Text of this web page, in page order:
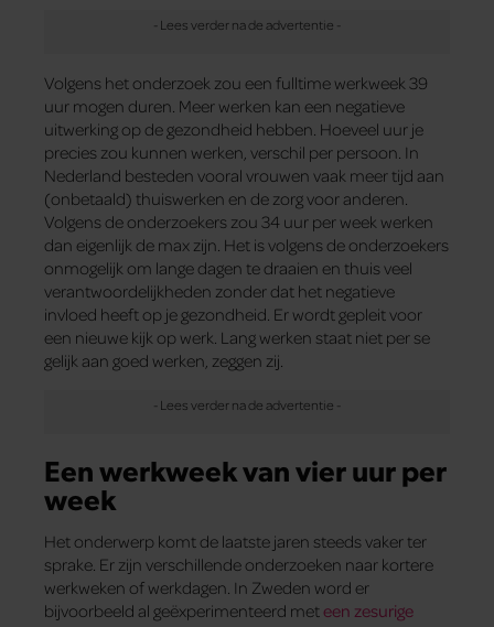
Volgens het onderzoek zou een fulltime werkweek 39
uur mogen duren. Meer werken kan een negatieve
uitwerking op de gezondheid hebben. Hoeveel uur je
precies zou kunnen werken, verschil per persoon. In
Nederland besteden vooral vrouwen vaak meer tijd aan
(onbetaald) thuiswerken en de zorg voor anderen.
Volgens de onderzoekers zou 34 uur per week werken
dan eigenlijk de max zijn. Het is volgens de onderzoekers
onmogelijk om lange dagen te draaien en thuis veel
verantwoordelijkheden zonder dat het negatieve
invloed heeft op je gezondheid. Er wordt gepleit voor
een nieuwe kijk op werk. Lang werken staat niet per se
gelijk aan goed werken, zeggen zij.
Een werkweek van vier uur per
week
Het onderwerp komt de laatste jaren steeds vaker ter
sprake. Er zijn verschillende onderzoeken naar kortere
werkweken of werkdagen. In Zweden word er
bijvoorbeeld al geëxperimenteerd meteen zesurige